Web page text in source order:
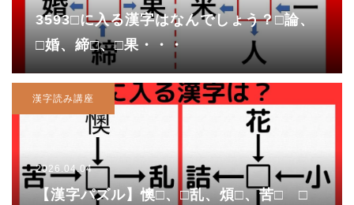
3593□に入る漢字はなんでしょう？□論、
□婚、締□、□果・・・
漢字読み講座
2026.04.04
【漢字パズル】懊□、□乱、煩□、苦□ □